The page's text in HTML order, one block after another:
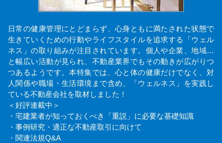
日常の健康管理にとどまらず、心身ともに満たされた状態で
生きていくための行動やライフスタイルを追求する「ウェル
ネス」の取り組みが注目されています。個人や企業、地域…
と幅広い活動が見られ、不動産業界でもその動きが広がりつ
つあるようです。本特集では、心と体の健康だけでなく、対
人関係や職場・生活環境まで含め、「ウェルネス」を実践し
ている不動産会社を取材しました！
＜好評連載中＞
・宅建業者が知っておくべき「重説」に必要な基礎知識
・事例研究・適正な不動産取引に向けて
・関連法規Q&A